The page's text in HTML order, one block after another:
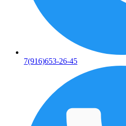
7(916)653-26-45